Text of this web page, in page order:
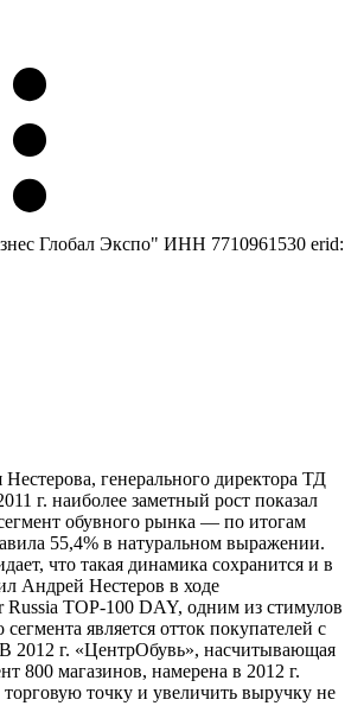
Глобал Экспо" ИНН 7710961530 erid:
генерального директора ТД
г. наиболее заметный рост показал
обувного рынка — по итогам
55,4% в натуральном выражении.
что такая динамика сохранится и в
Андрей Нестеров в ходе
TOP-100 DAY, одним из стимулов
сегмента является отток покупателей с
2012 г. «ЦентрОбувь», насчитывающая
800 магазинов, намерена в 2012 г.
торговую точку и увеличить выручку не